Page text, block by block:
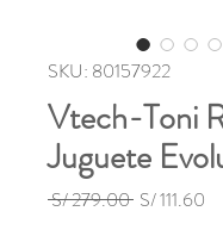
SKU: 80157922
Vtech-Toni
Juguete
S/ 279.00 Precio
S/ 111.60